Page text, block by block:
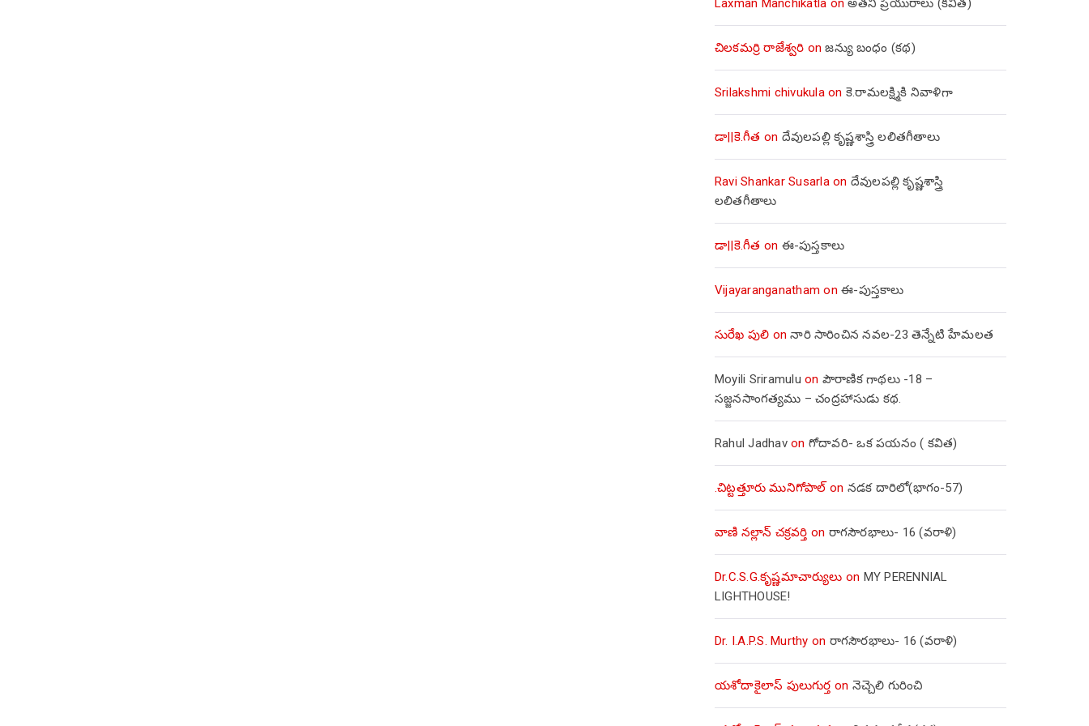
Laxman Manchikatla onఅతని ప్రియురాలు (కవిత)
చిలకమర్రి రాజేశ్వరి onజన్యు బంధం (కథ)
Srilakshmi chivukulaon కె.రామలక్ష్మికి నివాళిగా
డా||కె.గీత on దేవులపల్లి కృష్ణశాస్త్రి లలితగీతాలు
Ravi Shankar Susarlaon దేవులపల్లి కృష్ణశాస్త్రి
లలితగీతాలు
డా||కె.గీత on ఈ-పుస్తకాలు
Vijayaranganatham onఈ-పుస్తకాలు
సురేఖ పులి onనారి సారించిన నవల-23 తెన్నేటి హేమలత
Moyili Sriramulu on పౌరాణిక గాథలు -18 –
సజ్జనసాంగత్యము – చంద్రహాసుడు కథ.
Rahul Jadhavon గోదావరి- ఒక పయనం ( కవిత)
.చిట్టత్తూరు మునిగోపాల్on నడక దారిలో(భాగం-57)
వాణి నల్లాన్ చక్రవర్తి on రాగసౌరభాలు- 16 (వరాళి)
Dr.C.S.G.కృష్ణమాచార్యులు on MY PERENNIAL
LIGHTHOUSE!
Dr. I.A.P.S. Murthy on రాగసౌరభాలు- 16 (వరాళి)
యశోదాకైలాస్ పులుగుర్త on నెచ్చెలి గురించి